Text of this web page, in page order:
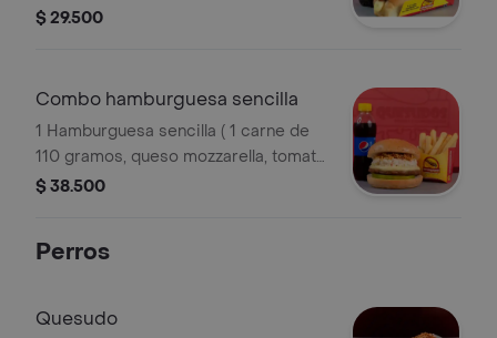
salsas). acompañado de papas a la
$ 29.500
Combo hamburguesa sencilla
1 Hamburguesa sencilla ( 1 carne de
110 gramos, queso mozzarella, tomate
y salsas). acompañado de papas a la
$ 38.500
Perros
Quesudo